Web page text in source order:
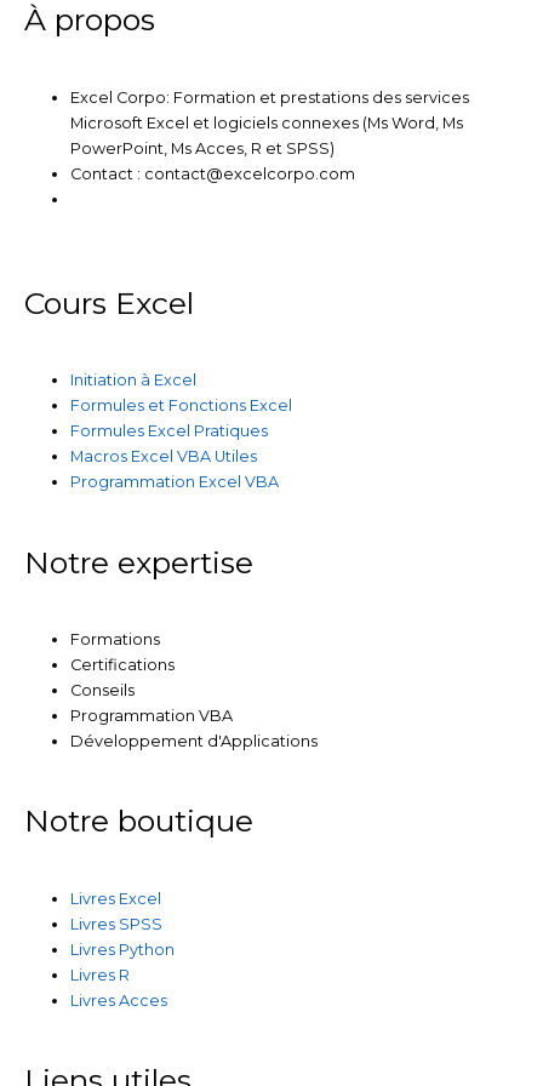
À propos
Excel Corpo: Formation et prestations des services
Microsoft Excel et logiciels connexes (Ms Word, Ms
PowerPoint, Ms Acces, R et SPSS)
Contact : contact@excelcorpo.com
Cours Excel
Initiation à Excel
Formules et Fonctions Excel
Formules Excel Pratiques
Macros Excel VBA Utiles
Programmation Excel VBA
Notre expertise
Formations
Certifications
Conseils
Programmation VBA
Développement d'Applications
Notre boutique
Livres Excel
Livres SPSS
Livres Python
Livres R
Livres Acces